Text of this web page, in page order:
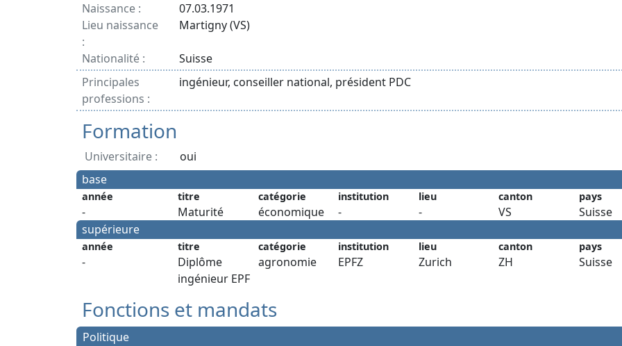
Naissance :
07.03.1971
Lieu naissance
:
Martigny (VS)
Nationalité :
Suisse
Principales
professions :
ingénieur, conseiller national, président PDC
Formation
Universitaire :
oui
base
année titre catégorie institution lieu canton pays
- Maturité économique - - VS
Suisse
supérieure
année titre catégorie institution lieu canton pays
-
Diplôme
ingénieur EPF
agronomie EPFZ Zurich ZH Suisse
Fonctions et mandats
Politique